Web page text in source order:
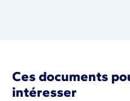
Ces documents
intéresser